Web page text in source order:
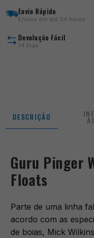
Envio Rápido
Envios em até 24 horas
Devolução Fácil
14 Dias
DESCRIÇÃO
Guru Pinger
Floats
Parte de uma linha
acordo com as
de boias, Mick